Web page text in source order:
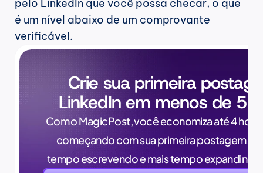
pelo LinkedIn que você possa checar, o que
é um nível abaixo de um comprovante
verificável.
Crie sua primeira
LinkedIn em menos de 5
Com o MagicPost, você economiza até 4
começando com sua primeira postagem.
tempo escrevendo e mais tempo